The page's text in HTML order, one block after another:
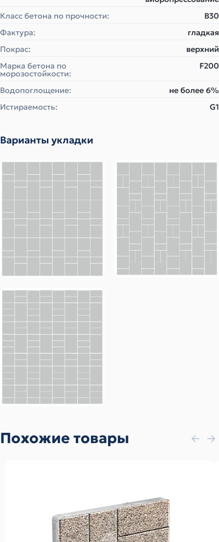
Класс бетона по прочности:
B30
Фактура:
гладкая
Покрас:
верхний
Марка бетона по
морозостойкости:
F200
Водопоглощение:
не более 6%
Истираемость:
G1
Варианты укладки
Похожие товары